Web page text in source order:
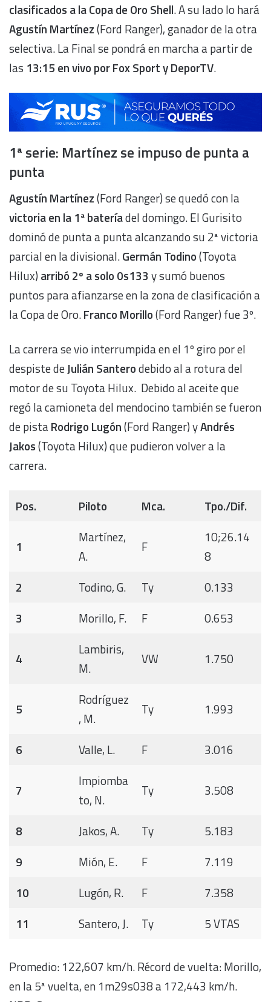
clasificados a la Copa de Oro Shell. A su lado lo hará
Agustín Martínez(Ford Ranger), ganador de la otra
selectiva. La Final se pondrá en marcha a partir de
las 13:15 en vivo por Fox Sport y DeporTV.
1ª serie: Martínez se impuso de punta a
punta
Agustín Martínez(Ford Ranger) se quedó con la
victoria en la 1ª bateríadel domingo. El Gurisito
dominó de punta a punta alcanzando su 2ª victoria
parcial en la divisional.Germán Todino(Toyota
Hilux) arribó 2º a solo 0s133 y sumó buenos
puntos para afianzarse en la zona de clasificación a
la Copa de Oro.Franco Morillo(Ford Ranger) fue 3º.
La carrera se vio interrumpida en el 1º giro por el
despiste deJulián Santerodebido al a rotura del
motor de su Toyota Hilux. Debido al aceite que
regó la camioneta del mendocino también se fueron
de pistaRodrigo Lugón(Ford Ranger) yAndrés
Jakos(Toyota Hilux) que pudieron volver a la
carrera.
Pos. Piloto Mca. Tpo./Dif.
1
Martínez,
A.
F
10;26.14
8
2
Todino, G. Ty
0.133
3
Morillo, F. F 0.653
4
Lambiris,
M.
VW 1.750
5
Rodríguez
, M.
Ty 1.993
6 Valle, L. F 3.016
7
Impiomba
to, N.
Ty 3.508
8 Jakos, A. Ty
5.183
9
Mión, E. F
7.119
10
Lugón, R. F
7.358
11
Santero, J. Ty 5 VTAS
Promedio: 122,607 km/h. Récord de vuelta: Morillo,
en la 5ª vuelta, en 1m29s038 a 172,443 km/h.